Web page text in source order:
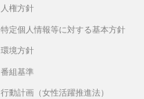
人権方針
特定個人情報等に対する基本方針
環境方針
番組基準
行動計画（女性活躍推進法）